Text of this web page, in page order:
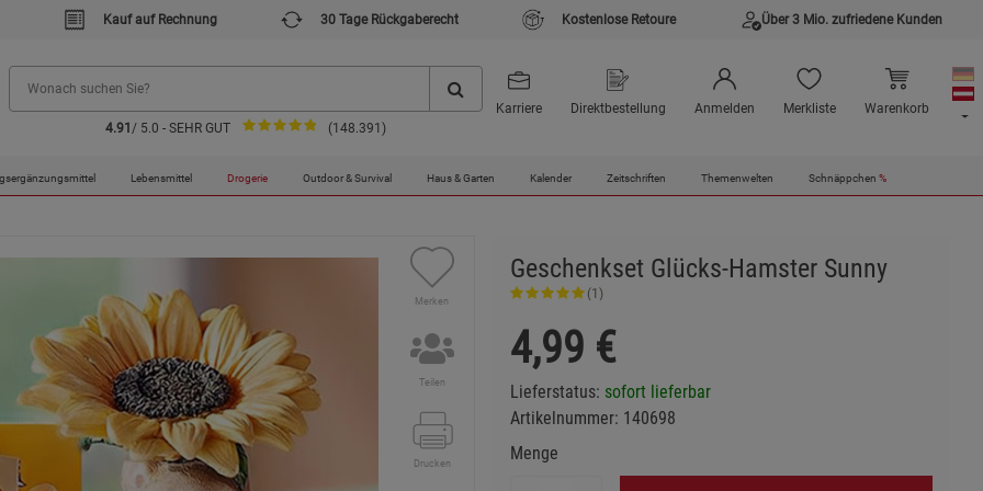
Kauf auf Rechnung 30 Tage Rückgaberecht Kostenlose Retoure Über 3 Mio. zufriedene Kunden
4.91 / 5.0 - SEHR GUT (148.391)
Karriere Direktbestellung Anmelden Merkliste Warenkorb
Lebensmittel Drogerie Outdoor & Survival Haus & Garten Kalender Zeitschriften Themenwelten Schnäppchen %
Merken
Teilen
Drucken
Geschenkset Glücks-Hamster Sunny
(1)
4,99 €
Lieferstatus: sofort lieferbar
Artikelnummer: 140698
Menge